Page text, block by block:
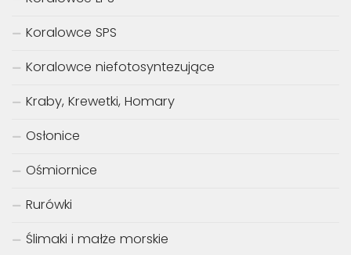
Koralowce SPS
Koralowce niefotosyntezujące
Kraby, Krewetki, Homary
Osłonice
Ośmiornice
Rurówki
Ślimaki i małże morskie